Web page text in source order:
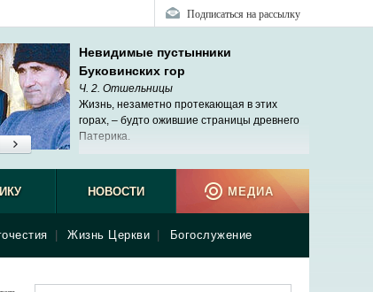
Подписаться на рассылку
Невидимые пустынники
Буковинских гор
Ч. 2. Отшельницы
Жизнь, незаметно протекающая в этих
горах, – будто ожившие страницы древнего
Патерика.
Жизнь Церкви Богослужение
НОВОСТИ МЕДИА